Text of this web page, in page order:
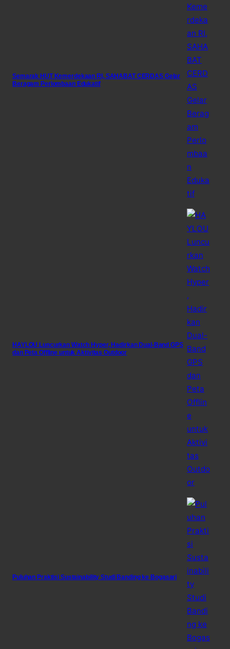
Semarak HUT Kemerdekaan RI, SAHABAT CERDAS Gelar
Beragam Perlombaan Edukatif
HAYLOU Luncurkan Watch Hyper, Hadirkan Dual-Band GPS
dan Peta Offline untuk Aktivitas Outdoor
Puluhan Praktisi Sustainability Studi Banding ke Bogasari